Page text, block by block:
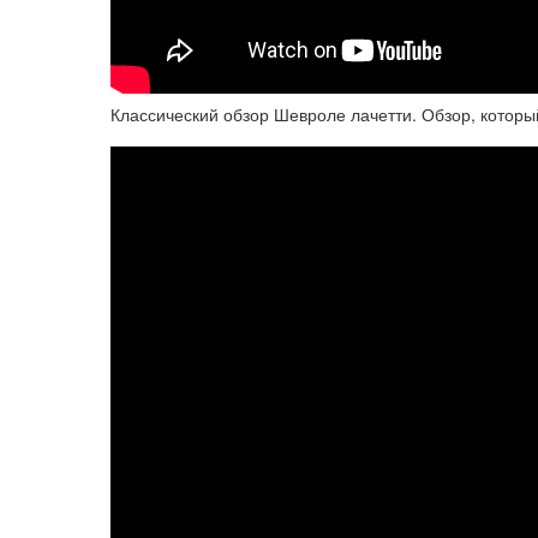
Классический обзор Шевроле лачетти. Обзор,